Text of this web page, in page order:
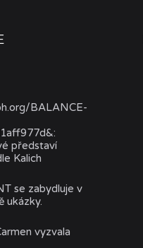
BALANCE-
:
představí
Kalich
se zabydluje v
ukázky.
vyzvala